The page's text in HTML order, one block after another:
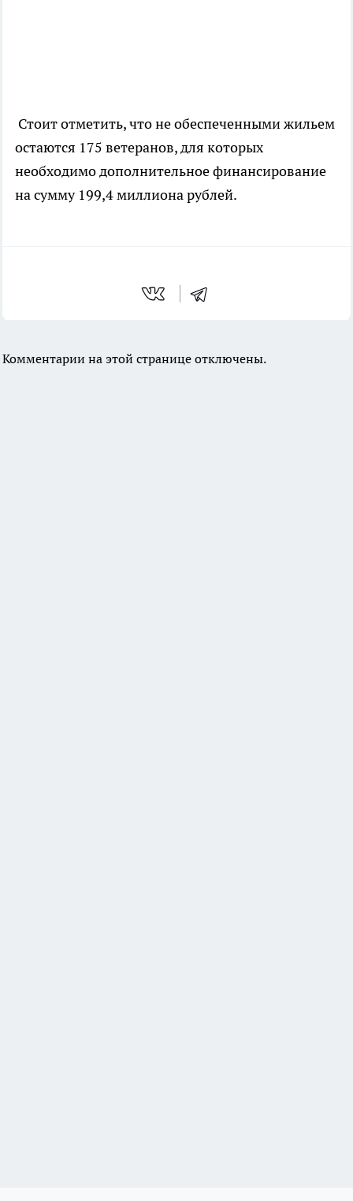
Стоит отметить, что не обеспеченными жильем
остаются 175 ветеранов, для которых
необходимо дополнительное финансирование
на сумму 199,4 миллиона рублей.
Комментарии на этой странице отключены.